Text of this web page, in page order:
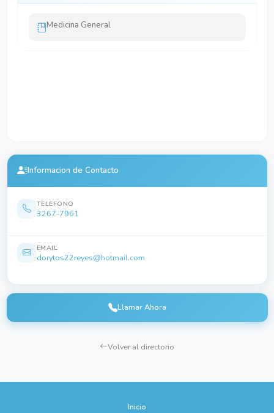
Medicina General
Informacion de Contacto
TELEFONO
3267-7961
EMAIL
dorytos22reyes@hotmail.com
Llamar Ahora
Volver al directorio
Inicio